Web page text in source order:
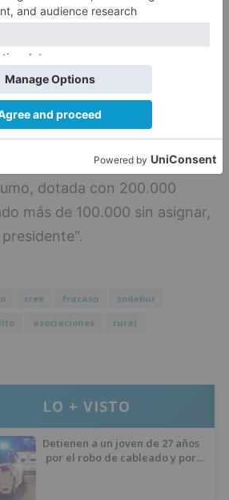
que "de la segunda remesa
dotada con 200.000
más de 100.000 sin asignar,
cree fracaso
sodebur
asociaciones
rural
LO + VISTO
Detienen a un joven de 27 años
por el robo de cableado y por